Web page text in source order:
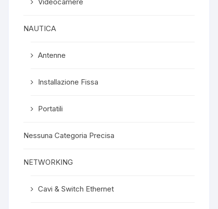
NAUTICA
Antenne
Installazione Fissa
Portatili
Nessuna Categoria Precisa
NETWORKING
Cavi & Switch Ethernet